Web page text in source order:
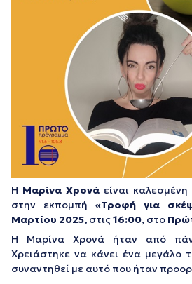
Η Μαρίνα Χρονά είναι καλεσμένη
στην εκπομπή «Τροφή για
Μαρτίου 2025, στις16:00, στο
Η Μαρίνα Χρονά ήταν από
Χρειάστηκε να κάνει ένα μεγάλο
συναντηθεί με αυτό που ήταν